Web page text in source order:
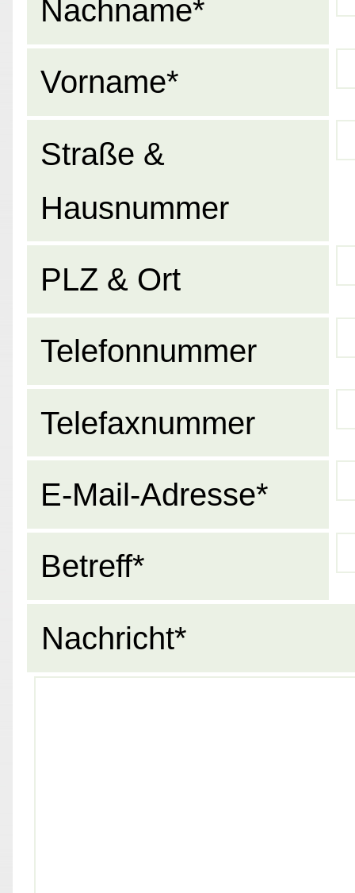
Nachname*
Vorname*
Straße &
Hausnummer
PLZ & Ort
Telefonnummer
Telefaxnummer
E-Mail-Adresse*
Betreff*
Nachricht*